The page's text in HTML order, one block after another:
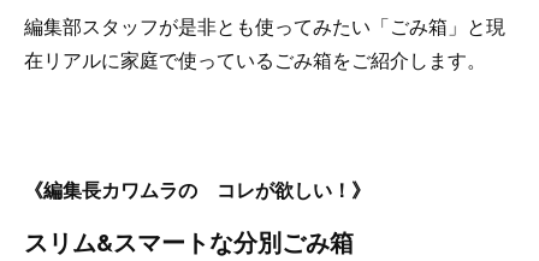
編集部スタッフが是非とも使ってみたい「ごみ箱」と現
在リアルに家庭で使っているごみ箱をご紹介します。
《編集長カワムラの コレが欲しい！》
スリム&スマートな分別ごみ箱